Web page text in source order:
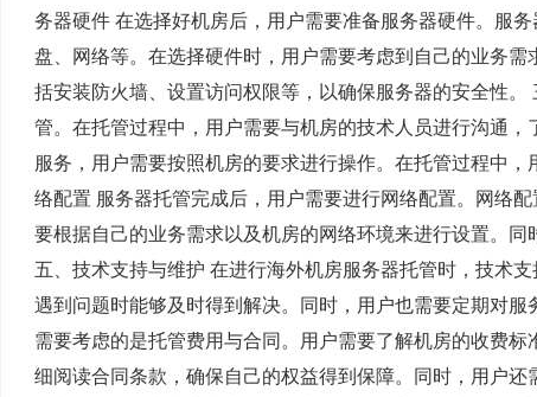
务器硬件 在选择好机房后，用户需要准备服务器硬件。服
盘、网络等。在选择硬件时，用户需要考虑到自己的业务
括安装防火墙、设置访问权限等，以确保服务器的安全性
管。在托管过程中，用户需要与机房的技术人员进行沟通
服务，用户需要按照机房的要求进行操作。在托管过程中
络配置 服务器托管完成后，用户需要进行网络配置。网络
要根据自己的业务需求以及机房的网络环境来进行设置。
五、技术支持与维护 在进行海外机房服务器托管时，技术
遇到问题时能够及时得到解决。同时，用户也需要定期对
需要考虑的是托管费用与合同。用户需要了解机房的收费
细阅读合同条款，确保自己的权益得到保障。同时，用户